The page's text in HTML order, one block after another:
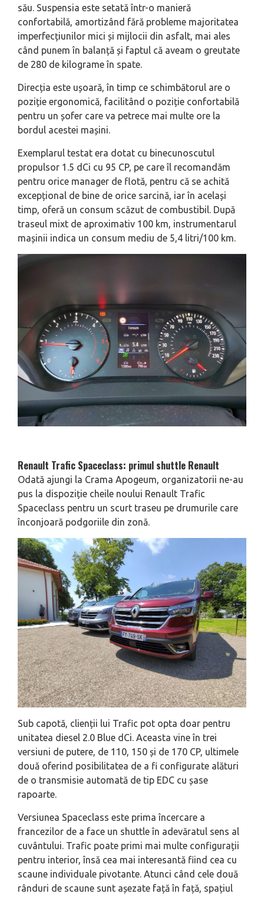
său. Suspensia este setată într-o manieră
confortabilă, amortizând fără probleme majoritatea
imperfecțiunilor mici și mijlocii din asfalt, mai ales
când punem în balanță și faptul că aveam o greutate
de 280 de kilograme în spate.
Direcția este ușoară, în timp ce schimbătorul are o
poziție ergonomică, facilitând o poziție confortabilă
pentru un șofer care va petrece mai multe ore la
bordul acestei mașini.
Exemplarul testat era dotat cu binecunoscutul
propulsor 1.5 dCi cu 95 CP, pe care îl recomandăm
pentru orice manager de flotă, pentru că se achită
excepțional de bine de orice sarcină, iar în același
timp, oferă un consum scăzut de combustibil. După
traseul mixt de aproximativ 100 km, instrumentarul
mașinii indica un consum mediu de 5,4 litri/100 km.
Renault Trafic Spaceclass: primul shuttle Renault
Odată ajungi la Crama Apogeum, organizatorii ne-au
pus la dispoziție cheile noului Renault Trafic
Spaceclass pentru un scurt traseu pe drumurile care
înconjoară podgoriile din zonă.
Sub capotă, clienții lui Trafic pot opta doar pentru
unitatea diesel 2.0 Blue dCi. Aceasta vine în trei
versiuni de putere, de 110, 150 și de 170 CP, ultimele
două oferind posibilitatea de a fi configurate alături
de o transmisie automată de tip EDC cu șase
rapoarte.
Versiunea Spaceclass este prima încercare a
francezilor de a face un shuttle în adevăratul sens al
cuvântului. Trafic poate primi mai multe configurații
pentru interior, însă cea mai interesantă fiind cea cu
scaune individuale pivotante. Atunci când cele două
rânduri de scaune sunt așezate față în față, spațiul